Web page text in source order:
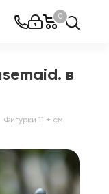
0
в
Фигурки 11 + см